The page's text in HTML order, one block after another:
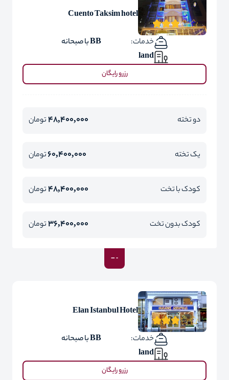
Cuento Taksim hotel
خدمات:
BB با صبحانه
land
رزرو رایگان
دو تخته 48,400,000تومان
یک تخته 60,400,000تومان
کودک با تخت 48,400,000تومان
کودک بدون تخت 36,400,000تومان
Elan Istanbul Hotel
خدمات:
BB با صبحانه
land
رزرو رایگان